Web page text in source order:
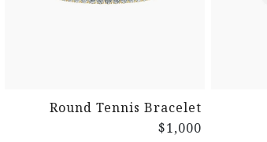
Round Tennis Bracelet
$1,000